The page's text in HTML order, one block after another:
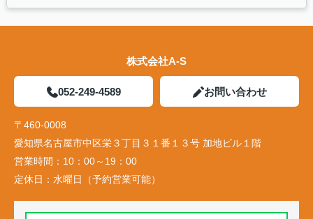
株式会社A-S
052-249-4589 お問い合わせ
〒460-0008
愛知県名古屋市中区栄３丁目３１番１３号 加地ビル１階
営業時間： 10：00～19：00
定休日： 水曜日（予約営業可能）